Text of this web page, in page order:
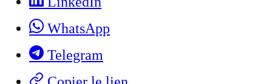
WhatsApp
Telegram